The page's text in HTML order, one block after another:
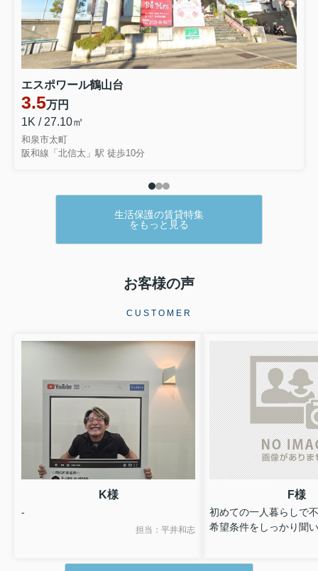
エスポワール鶴山台
3.5万円
1K / 27.10㎡
和泉市太町
阪和線「北信太」駅 徒歩10分
生活保護の賃貸特集
をもっと見る
お客様の声
CUSTOMER
K様
-
担当：平井和志
F様
初めての一人暮らしで
希望条件をしっかり聞